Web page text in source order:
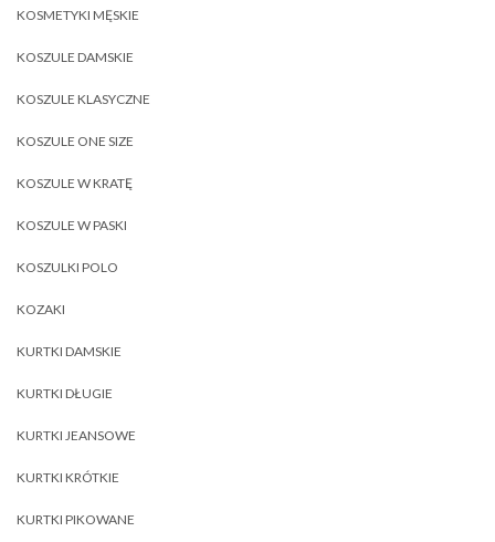
KOSMETYKI MĘSKIE
KOSZULE DAMSKIE
KOSZULE KLASYCZNE
KOSZULE ONE SIZE
KOSZULE W KRATĘ
KOSZULE W PASKI
KOSZULKI POLO
KOZAKI
KURTKI DAMSKIE
KURTKI DŁUGIE
KURTKI JEANSOWE
KURTKI KRÓTKIE
KURTKI PIKOWANE